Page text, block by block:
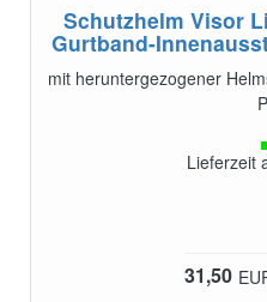
Schutzhelm Visor
Gurtband-
mit heruntergezogener
Lieferzeit
31,50